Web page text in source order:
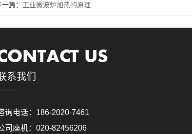
一篇 工业微波炉加热的原理
系我们
询电话：186-2020-7461
司座机：020-82456206